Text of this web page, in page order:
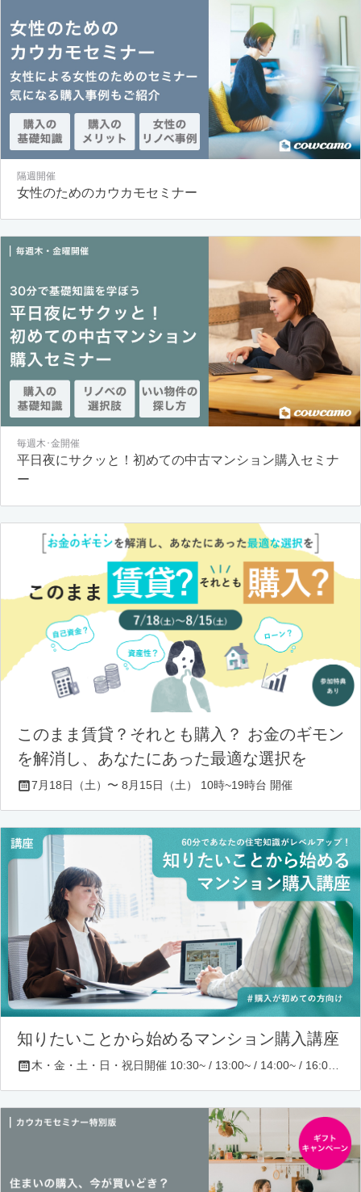
隔週開催
女性のためのカウカモセミナー
毎週木･金開催
平日夜にサクッと！初めての中古マンション購入セミナ
ー
このまま賃貸？それとも購入？ お金のギモン
を解消し、あなたにあった最適な選択を
7月18日（土）〜 8月15日（土） 10時~19時台 開催
知りたいことから始めるマンション購入講座
木・金・土・日・祝日開催 10:30~ / 13:00~ / 14:00~ / 16:00~ / 17:00~/ 18:30~/ 19:30~